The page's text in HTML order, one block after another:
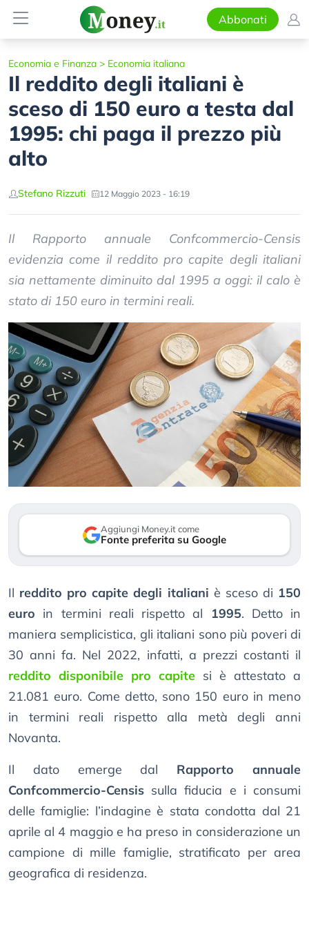
Abbonati
Economia e Finanza > Economia italiana
Il reddito degli italiani è
sceso di 150 euro a testa dal
1995: chi paga il prezzo più
alto
Stefano Rizzuti 12 Maggio 2023 - 16:19
Il Rapporto annuale Confcommercio-Censis
evidenzia come il reddito pro capite degli italiani
sia nettamente diminuito dal 1995 a oggi: il calo è
stato di 150 euro in termini reali.
Aggiungi Money.it come
Fonte preferita su Google
Il reddito pro capite degli italiani è sceso di 150
euro in termini reali rispetto al 1995. Detto in
maniera semplicistica, gli italiani sono più poveri di
30 anni fa. Nel 2022, infatti, a prezzi costanti il
reddito disponibile pro capite si è attestato a
21.081 euro. Come detto, sono 150 euro in meno
in termini reali rispetto alla metà degli anni
Novanta.
Il dato emerge dal Rapporto annuale
Confcommercio-Censis sulla fiducia e i consumi
delle famiglie: l’indagine è stata condotta dal 21
aprile al 4 maggio e ha preso in considerazione un
campione di mille famiglie, stratificato per area
geografica di residenza.